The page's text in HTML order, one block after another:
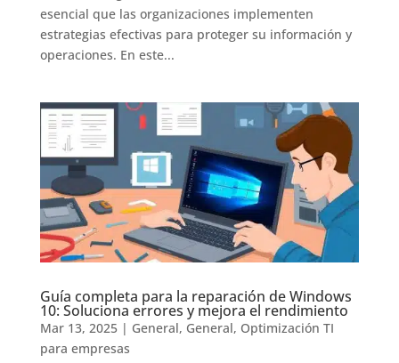
esencial que las organizaciones implementen
estrategias efectivas para proteger su información y
operaciones. En este...
Guía completa para la reparación de Windows
10: Soluciona errores y mejora el rendimiento
Mar 13, 2025| General, General, Optimización TI
para empresas